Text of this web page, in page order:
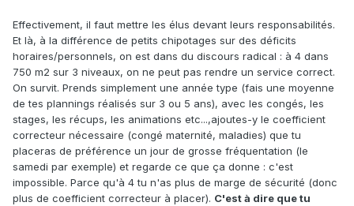
Effectivement, il faut mettre les élus devant leurs responsabilités.
Et là, à la différence de petits chipotages sur des déficits
horaires/personnels, on est dans du discours radical : à 4 dans
750 m2 sur 3 niveaux, on ne peut pas rendre un service correct.
On survit. Prends simplement une année type (fais une moyenne
de tes plannings réalisés sur 3 ou 5 ans), avec les congés, les
stages, les récups, les animations etc...,ajoutes-y le coefficient
correcteur nécessaire (congé maternité, maladies) que tu
placeras de préférence un jour de grosse fréquentation (le
samedi par exemple) et regarde ce que ça donne : c'est
impossible. Parce qu'à 4 tu n'as plus de marge de sécurité (donc
plus de coefficient correcteur à placer). C'est à dire que tu